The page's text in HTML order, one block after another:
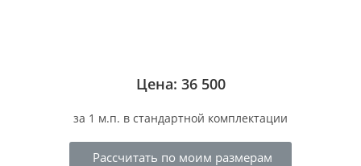
Цена: 36 500
за 1 м.п. в стандартной комплектации
Рассчитать по моим размерам